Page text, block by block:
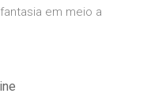
em meio a